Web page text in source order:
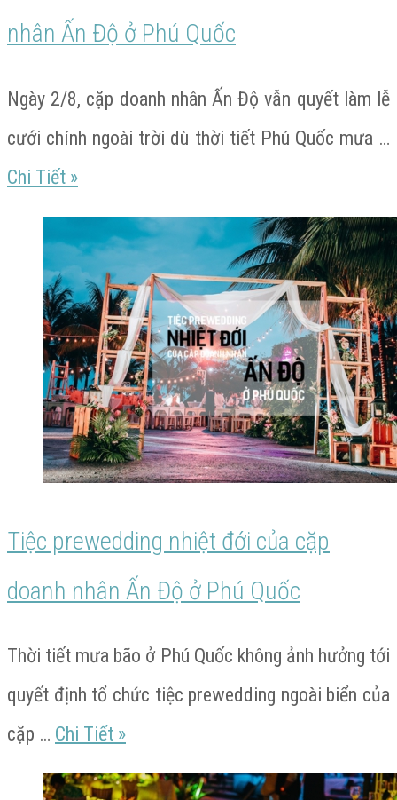
Độ
Phú
Quốc
nhân Ấn Độ ở Phú Quốc
Ngày 2/8, cặp doanh nhân Ấn Độ vẫn quyết làm lễ
cưới chính ngoài trời dù thời tiết Phú Quốc mưa …
Chi Tiết Không
gian
nghi
lễ
cưới
của
cặp
doanh
nhân
ở
Quốc
»
Tiệc prewedding nhiệt đới của cặp
doanh nhân Ấn Độ ở Phú Quốc
Thời tiết mưa bão ở Phú Quốc không ảnh hưởng tới
quyết định tổ chức tiệc prewedding ngoài biển của
cặp … Chi Tiết Tiệc
prewedding
»